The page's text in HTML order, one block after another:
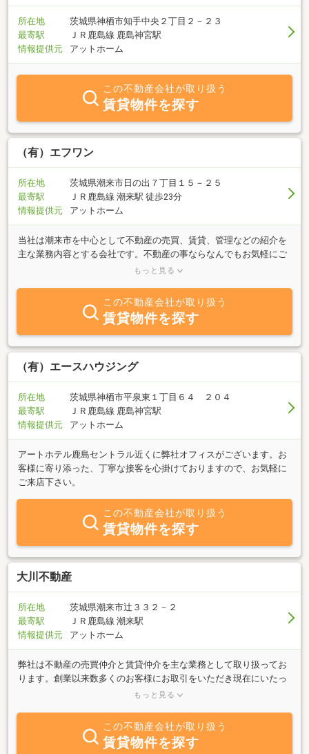
所在地
茨城県神栖市知手中央２丁目２－２３
最寄駅
ＪＲ鹿島線 鹿島神宮駅
情報提供元
アットホーム
この不動産会社が取り扱う
賃貸物件を探す
（有）エフワン
所在地
茨城県潮来市日の出７丁目１５－２５
最寄駅
ＪＲ鹿島線 潮来駅 徒歩23分
情報提供元
アットホーム
当社は潮来市を中心として不動産の売買、賃貸、管理などの紹介を
主な業務内容とする会社です。不動産の事ならなんでもお気軽にご
相談下さい。親身になってあなたのお手伝い致します。お問合わせ
もっと見る
この不動産会社が取り扱う
賃貸物件を探す
（有）エースハウジング
所在地
茨城県神栖市平泉東１丁目６４ ２０４
最寄駅
ＪＲ鹿島線 鹿島神宮駅
情報提供元
アットホーム
アートホテル鹿島セントラル近くに弊社オフィスがございます。お
客様に寄り添った、丁寧な接客を心掛けておりますので、お気軽に
ご来店下さい。
この不動産会社が取り扱う
賃貸物件を探す
大川不動産
所在地
茨城県潮来市辻３３２－２
最寄駅
ＪＲ鹿島線 潮来駅
情報提供元
アットホーム
弊社は不動産の売買仲介と賃貸仲介を主な業務として取り扱ってお
ります。創業以来数多くのお客様にお取引をいただき現在にいたっ
ております。不動産購入の背景には様々な動機があります。価格、
下見の代行も行っています。是非ご利用ください。
もっと見る
この不動産会社が取り扱う
賃貸物件を探す